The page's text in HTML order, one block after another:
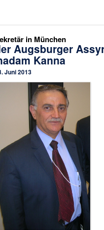
in München
Augsburger
Kanna
Juni 2013